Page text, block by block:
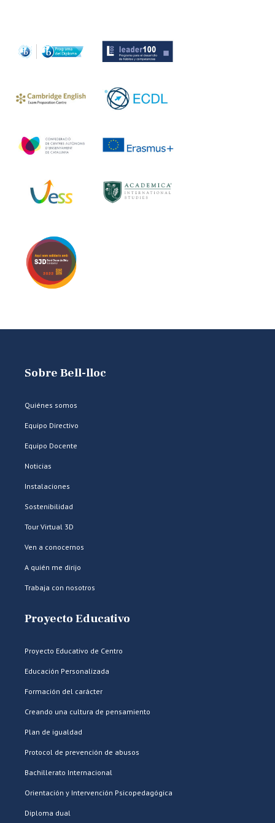
Sobre Bell-lloc
Quiénes somos
Equipo Directivo
Equipo Docente
Noticias
Instalaciones
Sostenibilidad
Tour Virtual 3D
Ven a conocernos
A quién me dirijo
Trabaja con nosotros
Proyecto Educativo
Proyecto Educativo de Centro
Educación Personalizada
Formación del carácter
Creando una cultura de pensamiento
Plan de igualdad
Protocol de prevención de abusos
Bachillerato Internacional
Orientación y Intervención Psicopedagógica
Diploma dual